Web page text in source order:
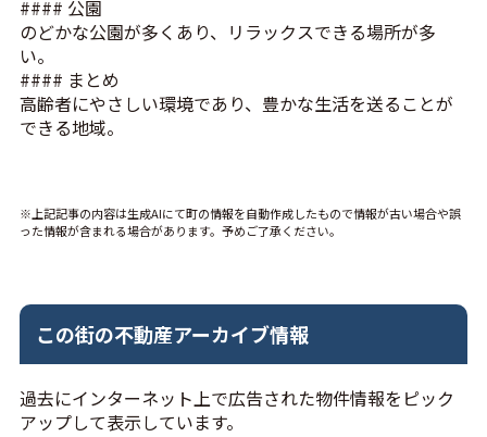
#### 公園
のどかな公園が多くあり、リラックスできる場所が多
い。
#### まとめ
高齢者にやさしい環境であり、豊かな生活を送ることが
できる地域。
※上記記事の内容は生成AIにて町の情報を自動作成したもので情報が古い場合や誤
った情報が含まれる場合があります。予めご了承ください。
この街の不動産アーカイブ情報
過去にインターネット上で広告された物件情報をピック
アップして表示しています。